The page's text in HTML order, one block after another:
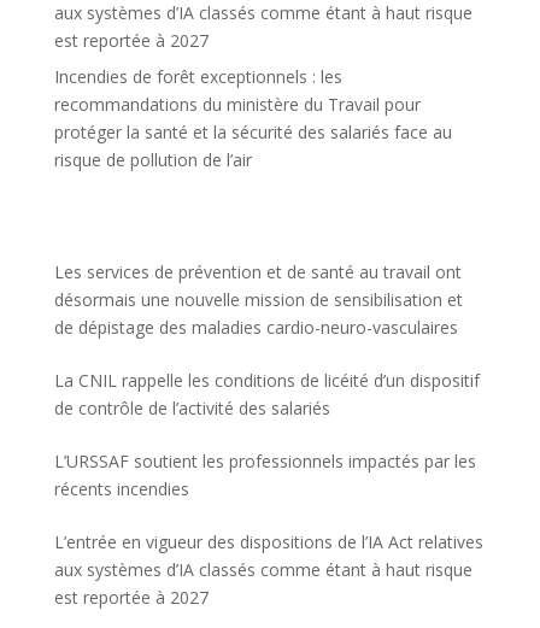
aux systèmes d’IA classés comme étant à haut risque
est reportée à 2027
Incendies de forêt exceptionnels : les
recommandations du ministère du Travail pour
protéger la santé et la sécurité des salariés face au
risque de pollution de l’air
Les services de prévention et de santé au travail ont
désormais une nouvelle mission de sensibilisation et
de dépistage des maladies cardio-neuro-vasculaires
La CNIL rappelle les conditions de licéité d’un dispositif
de contrôle de l’activité des salariés
L’URSSAF soutient les professionnels impactés par les
récents incendies
L’entrée en vigueur des dispositions de l’IA Act relatives
aux systèmes d’IA classés comme étant à haut risque
est reportée à 2027